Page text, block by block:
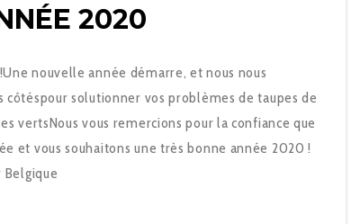
2020
nouvelle année démarre, et nous nous
côtéspour solutionner vos problèmes de taupes de
vertsNous vous remercions pour la confiance que
et vous souhaitons une très bonne année 2020 !
Belgique